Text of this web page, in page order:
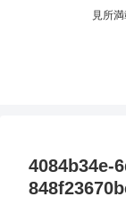
見所
4084b34e-